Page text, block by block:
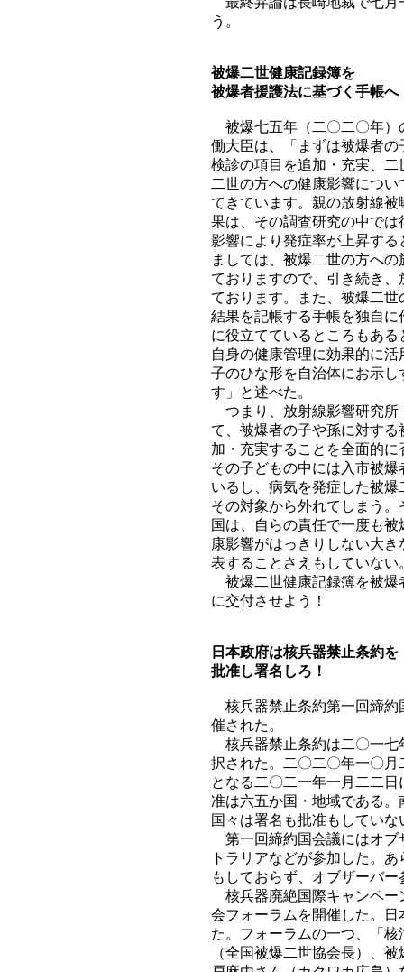
う。
被爆二世健康記録簿を
被爆者援護法に基づく手帳へ
被爆七五年（二〇二〇年）
働大臣は、「まずは被爆者
検診の項目を追加・充実、
二世の方への健康影響につ
てきています。親の放射線
果は、その調査研究の中で
影響により発症率が上昇す
ましては、被爆二世の方へ
ておりますので、引き続き
ております。また、被爆二
結果を記帳する手帳を独自
に役立てているところもあ
自身の健康管理に効果的に
子のひな形を自治体にお示
す」と述べた。
つまり、放射線影響研究所
て、被爆者の子や孫に対す
加・充実することを全面的
その子どもの中には入市被
いるし、病気を発症した被
その対象から外れてしまう
国は、自らの責任で一度も
康影響がはっきりしない大
表することさえもしていない
被爆二世健康記録簿を被爆
に交付させよう！
日本政府は核兵器禁止条約を
批准し署名しろ！
核兵器禁止条約第一回締約
催された。
核兵器禁止条約は二〇一七
択された。二〇二〇年一〇
となる二〇二一年一月二二
准は六五か国・地域である
国々は署名も批准もしていな
第一回締約国会議にはオブ
トラリアなどが参加した。
もしておらず、オブザーバ
核兵器廃絶国際キャンペー
会フォーラムを開催した。
た。フォーラムの一つ、「
（全国被爆二世協会長）、